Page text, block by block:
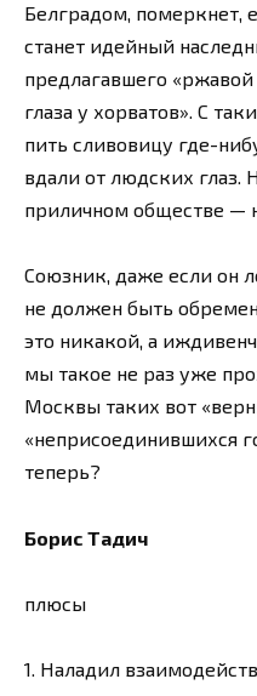
Белградом, померкнет,
станет идейный
предлагавшего
глаза у хорватов». С
пить сливовицу где-
вдали от людских глаз.
приличном обществе —
Союзник, даже если он
не должен быть
это никакой, а
мы такое не раз уже
Москвы таких вот
«неприсоединившихся
теперь?
Борис Тадич
плюсы
1. Наладил